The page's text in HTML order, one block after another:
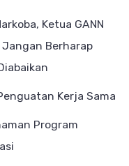
Ketua GANN
Berharap
Kerja Sama
Program